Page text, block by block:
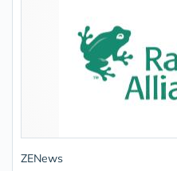
ZENews